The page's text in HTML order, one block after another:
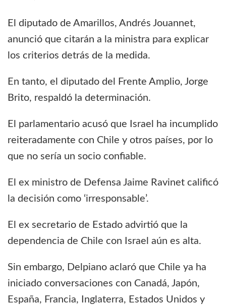
El diputado de Amarillos, Andrés Jouannet,
anunció que citarán a la ministra para explicar
los criterios detrás de la medida.
En tanto, el diputado del Frente Amplio, Jorge
Brito, respaldó la determinación.
El parlamentario acusó que Israel ha incumplido
reiteradamente con Chile y otros países, por lo
que no sería un socio confiable.
El ex ministro de Defensa Jaime Ravinet calificó
la decisión como ‘irresponsable’.
El ex secretario de Estado advirtió que la
dependencia de Chile con Israel aún es alta.
Sin embargo, Delpiano aclaró que Chile ya ha
iniciado conversaciones con Canadá, Japón,
España, Francia, Inglaterra, Estados Unidos y